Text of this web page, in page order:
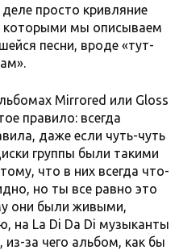
просто кривляние
которыми мы описываем
песни, вроде «тут-
Mirrored или Gloss
правило: всегда
даже если чуть-чуть
группы были такими
что в них всегда что-
но ты все равно это
они были живыми,
на La Di Da Di музыканты
за чего альбом, как бы